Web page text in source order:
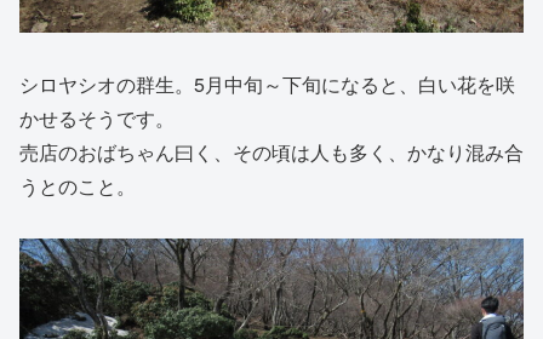
シロヤシオの群生。5月中旬～下旬になると、白い花を咲
かせるそうです。
売店のおばちゃん曰く、その頃は人も多く、かなり混み合
うとのこと。